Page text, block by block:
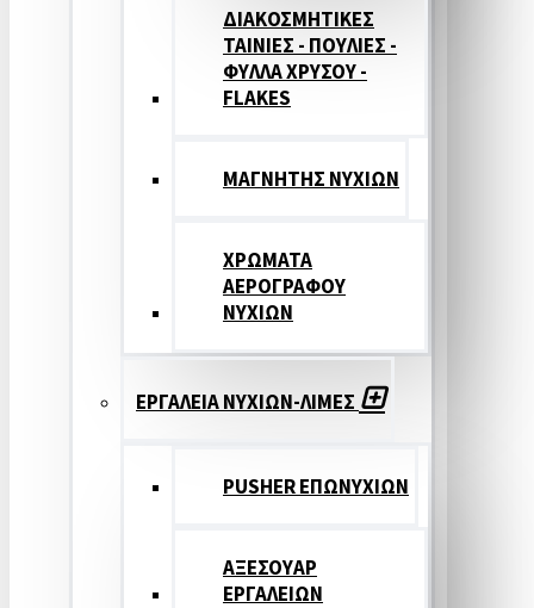
ΔΙΑΚΟΣΜΗΤΙΚΕΣ
ΤΑΙΝΙΕΣ - ΠΟΥΛΙΕΣ -
ΦΥΛΛΑ ΧΡΥΣΟΥ -
FLAKES
ΜΑΓΝΗΤΗΣ ΝΥΧΙΩΝ
ΧΡΩΜΑΤΑ
ΑΕΡΟΓΡΑΦΟΥ
ΝΥΧΙΩΝ
ΕΡΓΑΛΕΙΑ ΝΥΧΙΩΝ-ΛΙΜΕΣ
PUSHER ΕΠΩΝΥΧΙΩΝ
ΑΞΕΣΟΥΑΡ
ΕΡΓΑΛΕΙΩΝ